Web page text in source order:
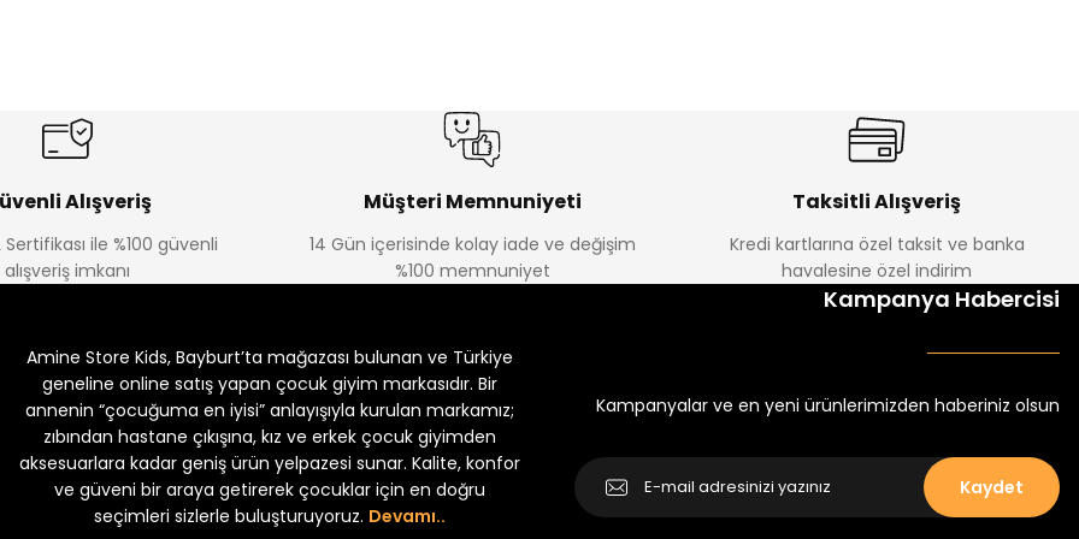
Navi Kız Çocuk Kot Pantolon Melra Kız Çocuk Kot Pantolon
%22
Yeni₺ 250
%22
Yeni
₺ 320 ₺ 250
%22
Koren Kız Çocuk ve Bebek Tayt
Alışveriş
Sertifikası ile %100 güvenli
alışveriş imkanı
Müşteri Memnuniyeti
14 Gün içerisinde kolay iade ve değişim
%100 memnuniyet
Taksitli Alışveriş
Kredi kartlarına özel taksit ve banka
havalesine özel indirim
Amine Store Kids, Bayburt’ta mağazası bulunan ve Türkiye
geneline online satış yapan çocuk giyim markasıdır. Bir
annenin “çocuğuma en iyisi” anlayışıyla kurulan markamız;
zıbından hastane çıkışına, kız ve erkek çocuk giyimden
aksesuarlara kadar geniş ürün yelpazesi sunar. Kalite, konfor
ve güveni bir araya getirerek çocuklar için en doğru
seçimleri sizlerle buluşturuyoruz. Devamı..
Kampanya Habercisi
Kampanyalar ve en yeni ürünlerimizden haberiniz olsun
Kaydet